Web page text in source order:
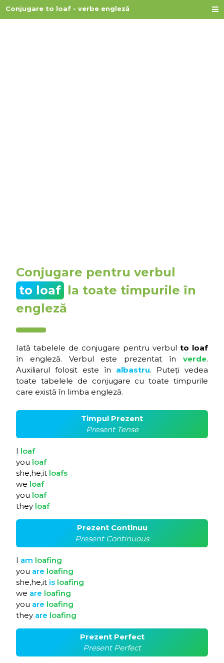
Conjugare to loaf - verbe engleză
Conjugare pentru verbul
to loaf la toate timpurile în
engleză
Iată tabelele de conjugare pentru verbul to loaf
în engleză. Verbul este prezentat în verde.
Auxiliarul folosit este în albastru. Puteți vedea
toate tabelele de conjugare cu toate timpurile
care există în limba engleză.
Timpul Prezent
Present Tense
I loaf
you loaf
she,he,it loafs
we loaf
you loaf
they loaf
Prezent Continuu
Present Continuous
I am loafing
you are loafing
she,he,it is loafing
we are loafing
you are loafing
they are loafing
Prezent Perfect
Present Perfect